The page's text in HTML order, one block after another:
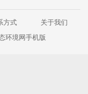
方式
关于我们
环境网手机版